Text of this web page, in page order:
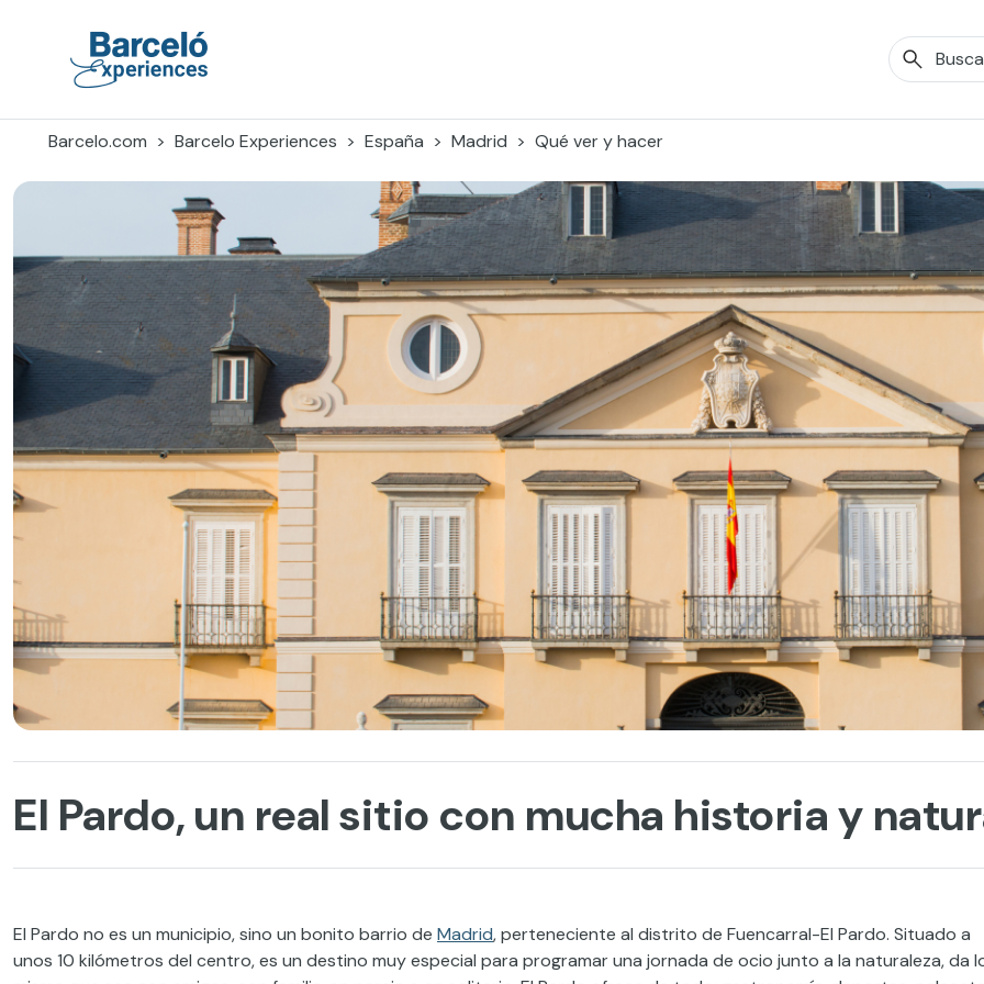
Barcelo.com
Barcelo Experiences España Madrid Qué ver y hacer
El Pardo, un real sitio con mucha historia y
El Pardo no es un municipio, sino un bonito barrio de Madrid, perteneciente al distrito de Fuencarral-El Pardo. Situado a
unos 10 kilómetros del centro, es un destino muy especial para programar una jornada de ocio junto a la naturaleza, da